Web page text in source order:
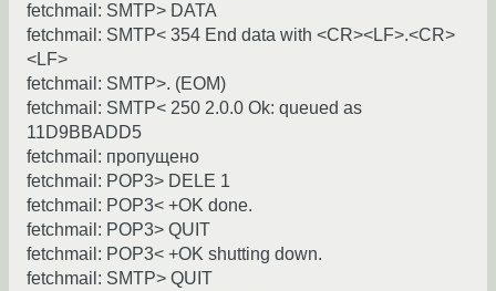
fetchmail: SMTP> DATA
fetchmail: SMTP< 354 End data with <CR><LF>.<CR>
<LF>
fetchmail: SMTP>. (EOM)
fetchmail: SMTP< 250 2.0.0 Ok: queued as
11D9BBADD5
fetchmail: пропущено
fetchmail: POP3> DELE 1
fetchmail: POP3< +OK done.
fetchmail: POP3> QUIT
fetchmail: POP3< +OK shutting down.
fetchmail: SMTP> QUIT